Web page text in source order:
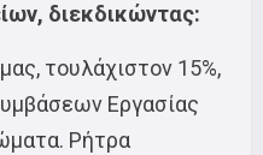
διεκδικώντας:
τουλάχιστον 15%,
Εργασίας
Ρήτρα